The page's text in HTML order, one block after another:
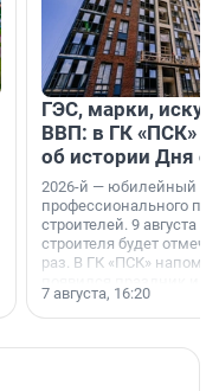
ГЭС, марки,
ВВП: в ГК «ПСК»
об истории Дня
2026-й — юбилейный
профессионального
строителей. 9 августа
строителя будет
раз. В ГК «ПСК»
поменялась роль
7 августа, 16:20